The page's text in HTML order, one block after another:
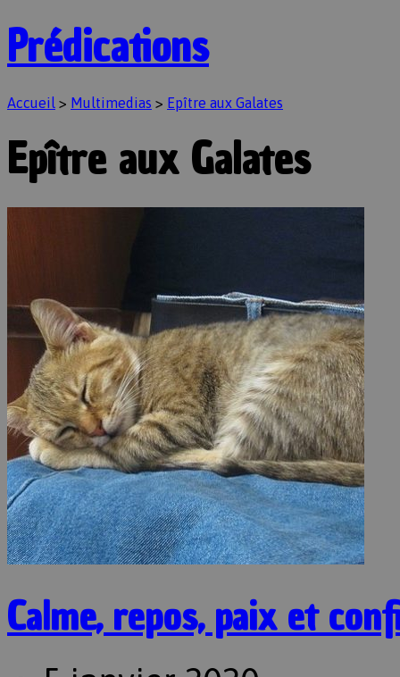
Prédications
Accueil > Multimedias > Epître aux Galates
Epître aux Galates
Calme, repos, paix et